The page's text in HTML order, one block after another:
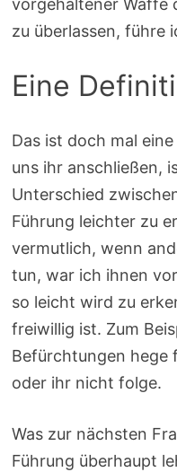
vorgehaltener Waffe
zu überlassen, führe
Eine
Das ist doch mal
uns ihr anschließen,
Unterschied
Führung leichter zu
vermutlich, wenn
tun, war ich ihnen
so leicht wird zu
freiwillig ist. Zum
Befürchtungen hege
oder ihr nicht folge.
Was zur nächsten
Führung überhaupt